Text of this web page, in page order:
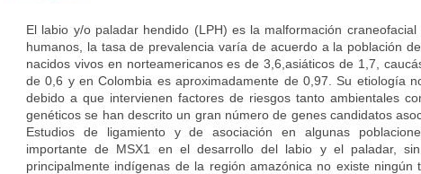
El labio y/o paladar hendido (LPH) es la malformación
humanos, la tasa de prevalencia varía de acuerdo a la población
nacidos vivos en norteamericanos es de 3,6,asiáticos de 1,7,
de 0,6 y en Colombia es aproximadamente de 0,97. Su etiología
debido a que intervienen factores de riesgos tanto ambientales
genéticos se han descrito un gran número de genes candidatos
Estudios de ligamiento y de asociación en algunas
importante de MSX1 en el desarrollo del labio y el paladar,
principalmente indígenas de la región amazónica no existe ningún